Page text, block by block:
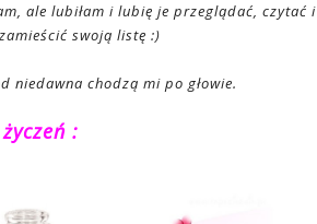
ale lubiłam i lubię je przeglądać, czytać i
swoją listę :)
niedawna chodzą mi po głowie.
: